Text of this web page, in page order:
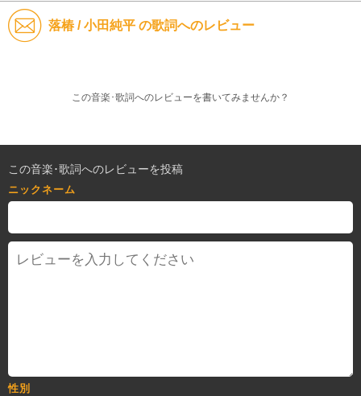
落椿 / 小田純平 の歌詞へのレビュー
この音楽･歌詞へのレビューを書いてみませんか？
この音楽･歌詞へのレビューを投稿
ニックネーム
性別